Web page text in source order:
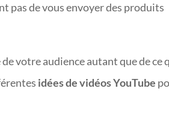
pas de vous envoyer des produits
votre audience autant que de ce
idées de vidéos YouTube